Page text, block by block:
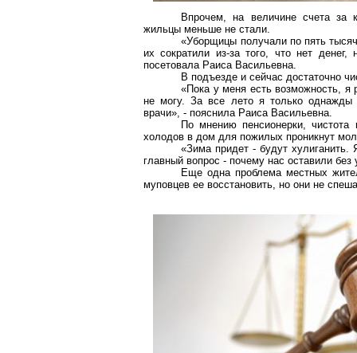
Впрочем, на величине счета за
жильцы меньше не стали.
«Уборщицы получали по пять
их сократили из-за того, что нет
посетовала Раиса Васильевна.
В подъезде и сейчас достаточно
«Пока у меня есть возможность,
не могу. За все лето я только
врачи», - пояснила Раиса Васильевна.
По мнению пенсионерки,
холодов в дом для пожилых проникнут
«Зима придет - будут
главный вопрос - почему нас оставили
Еще одна проблема местных
муповцев ее восстановить, но они не